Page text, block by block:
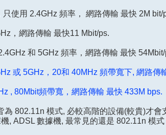
使用 2.4GHz 頻率， 網路傳輸 最快 2M bit/
，網路傳輸 最快11 Mbit/ps.
和 5GHz 頻率，網路傳輸 最快 54Mbit/
或 5GHz，20和 40MHz 頻帶寬下, 網路傳
, 80Mbit頻帶寬，網路傳輸 最快 433M bps.
為 802.11n 模式, 必較高階的設備(較貴)才會
, ADSL 數據機, 最常見的還是 802.11n 模式